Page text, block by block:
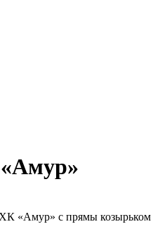
ХК «Амур» с прямы козырьком